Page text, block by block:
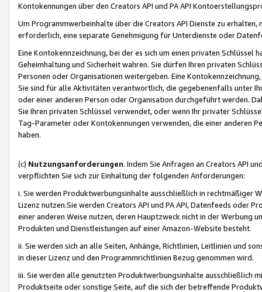
Kontokennungen über den Creators API und PA API
Um Programmwerbeinhalte über die Creators API Dienste zu
erforderlich, eine separate Genehmigung für Unterdienste oder
Eine Kontokennzeichnung, bei der es sich um einen privaten
Geheimhaltung und Sicherheit wahren. Sie dürfen Ihren privaten
Personen oder Organisationen weitergeben. Eine
Sie sind für alle Aktivitäten verantwortlich, die gegebenenfalls unter
oder einer anderen Person oder Organisation durchgeführt werden.
Sie Ihren privaten Schlüssel verwendet, oder wenn Ihr privater
Tag-Parameter oder Kontokennungen verwenden, die einer anderen
haben.
(c) Nutzungsanforderungen. Indem Sie Anfragen an Creators API
verpflichten Sie sich zur Einhaltung der folgenden Anforderungen:
i. Sie werden Produktwerbungsinhalte ausschließlich in rechtmäßiger
Lizenz nutzen.Sie werden Creators API und PA API, Datenfeeds oder
einer anderen Weise nutzen, deren Hauptzweck nicht in der Werbung
Produkten und Dienstleistungen auf einer Amazon-Website besteht.
ii. Sie werden sich an alle Seiten, Anhänge, Richtlinien, Leitlinien und
in dieser Lizenz und den Programmrichtlinien Bezug genommen wird.
iii. Sie werden alle genutzten Produktwerbungsinhalte ausschließlich
Produktseite oder sonstige Seite, auf die sich der betreffende